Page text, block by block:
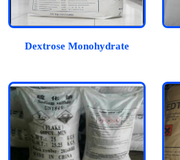
Dextrose Monohydrate